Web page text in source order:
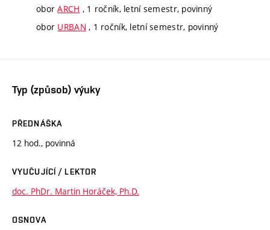
oborARCH , 1 ročník, letní semestr, povinný
obor URBAN , 1 ročník, letní semestr, povinný
Typ (způsob) výuky
PŘEDNÁŠKA
12 hod., povinná
VYUČUJÍCÍ / LEKTOR
doc. PhDr. Martin Horáček, Ph.D.
OSNOVA